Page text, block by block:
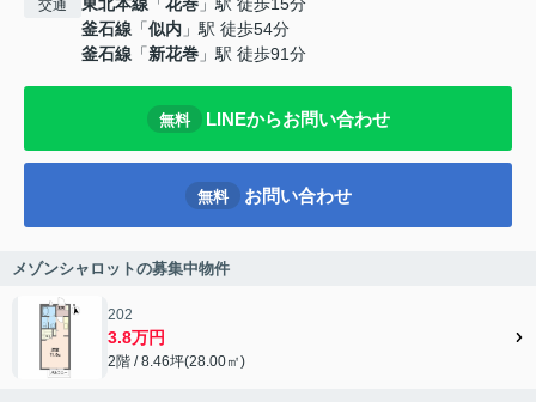
交通 東北本線 「花巻 」駅 徒歩15分
釜石線 「似内 」駅 徒歩54分
釜石線 「新花巻 」駅 徒歩91分
無料 LINEからお問い合わせ
無料 お問い合わせ
メゾンシャロットの募集中物件
202
3.8万円
2階 / 8.46坪(28.00㎡)